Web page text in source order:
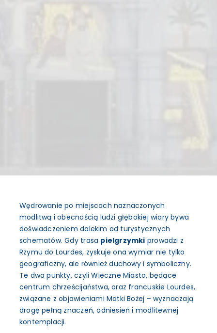
Wędrowanie po miejscach naznaczonych
modlitwą i obecnością ludzi głębokiej wiary bywa
doświadczeniem dalekim od turystycznych
schematów. Gdy trasa pielgrzymki prowadzi z
Rzymu do Lourdes, zyskuje ona wymiar nie tylko
geograficzny, ale również duchowy i symboliczny.
Te dwa punkty, czyli Wieczne Miasto, będące
centrum chrześcijaństwa, oraz francuskie Lourdes,
związane z objawieniami Matki Bożej – wyznaczają
drogę pełną znaczeń, odniesień i modlitewnej
kontemplacji.